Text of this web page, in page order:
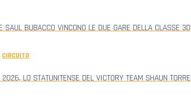
BUBACCO VINCONO LE DUE GARE DELLA CLASSE
CIRCUITO
LO STATUNITENSE DEL VICTORY TEAM SHAUN